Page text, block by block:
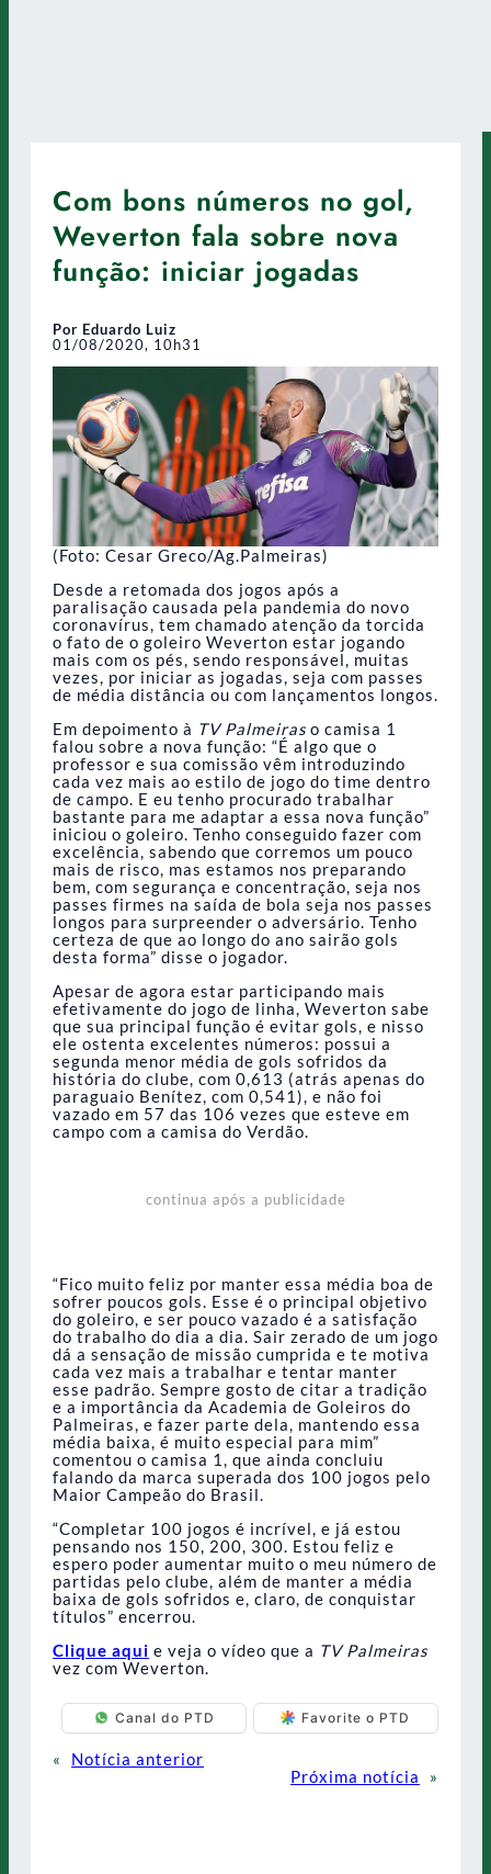
Com bons números no gol,
Weverton fala sobre nova
função: iniciar jogadas
Por Eduardo Luiz
01/08/2020, 10h31
(Foto: Cesar Greco/Ag.Palmeiras)
Desde a retomada dos jogos após a
paralisação causada pela pandemia do novo
coronavírus, tem chamado atenção da torcida
o fato de o goleiro Weverton estar jogando
mais com os pés, sendo responsável, muitas
vezes, por iniciar as jogadas, seja com passes
de média distância ou com lançamentos longos.
Em depoimento à TV Palmeiraso camisa 1
falou sobre a nova função: “É algo que o
professor e sua comissão vêm introduzindo
cada vez mais ao estilo de jogo do time dentro
de campo. E eu tenho procurado trabalhar
bastante para me adaptar a essa nova função”
iniciou o goleiro. Tenho conseguido fazer com
excelência, sabendo que corremos um pouco
mais de risco, mas estamos nos preparando
bem, com segurança e concentração, seja nos
passes firmes na saída de bola seja nos passes
longos para surpreender o adversário. Tenho
certeza de que ao longo do ano sairão gols
desta forma” disse o jogador.
Apesar de agora estar participando mais
efetivamente do jogo de linha, Weverton sabe
que sua principal função é evitar gols, e nisso
ele ostenta excelentes números: possui a
segunda menor média de gols sofridos da
história do clube, com 0,613 (atrás apenas do
paraguaio Benítez, com 0,541), e não foi
vazado em 57 das 106 vezes que esteve em
campo com a camisa do Verdão.
continua após a publicidade
“Fico muito feliz por manter essa média boa de
sofrer poucos gols. Esse é o principal objetivo
do goleiro, e ser pouco vazado é a satisfação
do trabalho do dia a dia. Sair zerado de um jogo
dá a sensação de missão cumprida e te motiva
cada vez mais a trabalhar e tentar manter
esse padrão. Sempre gosto de citar a tradição
e a importância da Academia de Goleiros do
Palmeiras, e fazer parte dela, mantendo essa
média baixa, é muito especial para mim”
comentou o camisa 1, que ainda concluiu
falando da marca superada dos 100 jogos pelo
Maior Campeão do Brasil.
“Completar 100 jogos é incrível, e já estou
pensando nos 150, 200, 300. Estou feliz e
espero poder aumentar muito o meu número de
partidas pelo clube, além de manter a média
baixa de gols sofridos e, claro, de conquistar
títulos” encerrou.
Clique aqui e veja o vídeo que a TV Palmeiras
vez com Weverton.
Canal do PTD Favorite o PTD
«
Notícia anterior
Próxima notícia
»